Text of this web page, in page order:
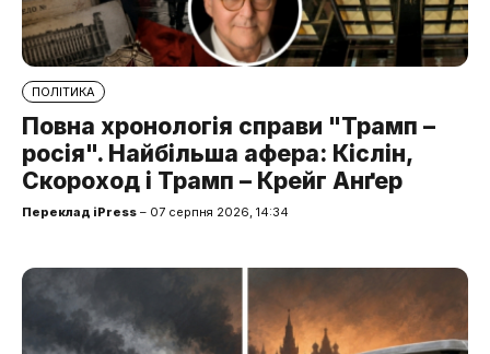
ПОЛІТИКА
Повна хронологія справи "Трамп –
росія". Найбільша афера: Кіслін,
Скороход і Трамп – Крейг Анґер
Переклад iPress – 07 серпня 2026, 14:34